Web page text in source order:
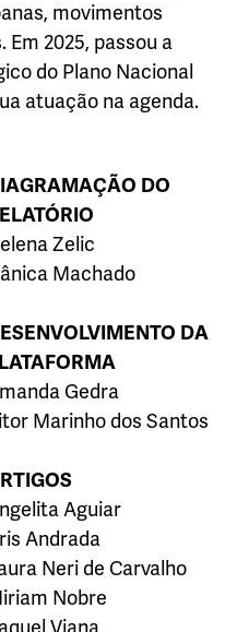
movimentos
2025, passou a
do Plano Nacional
atuação na agenda.
DO
Zelic
Machado
DA
Gedra
Marinho dos Santos
Aguiar
Andrada
Neri de Carvalho
Nobre